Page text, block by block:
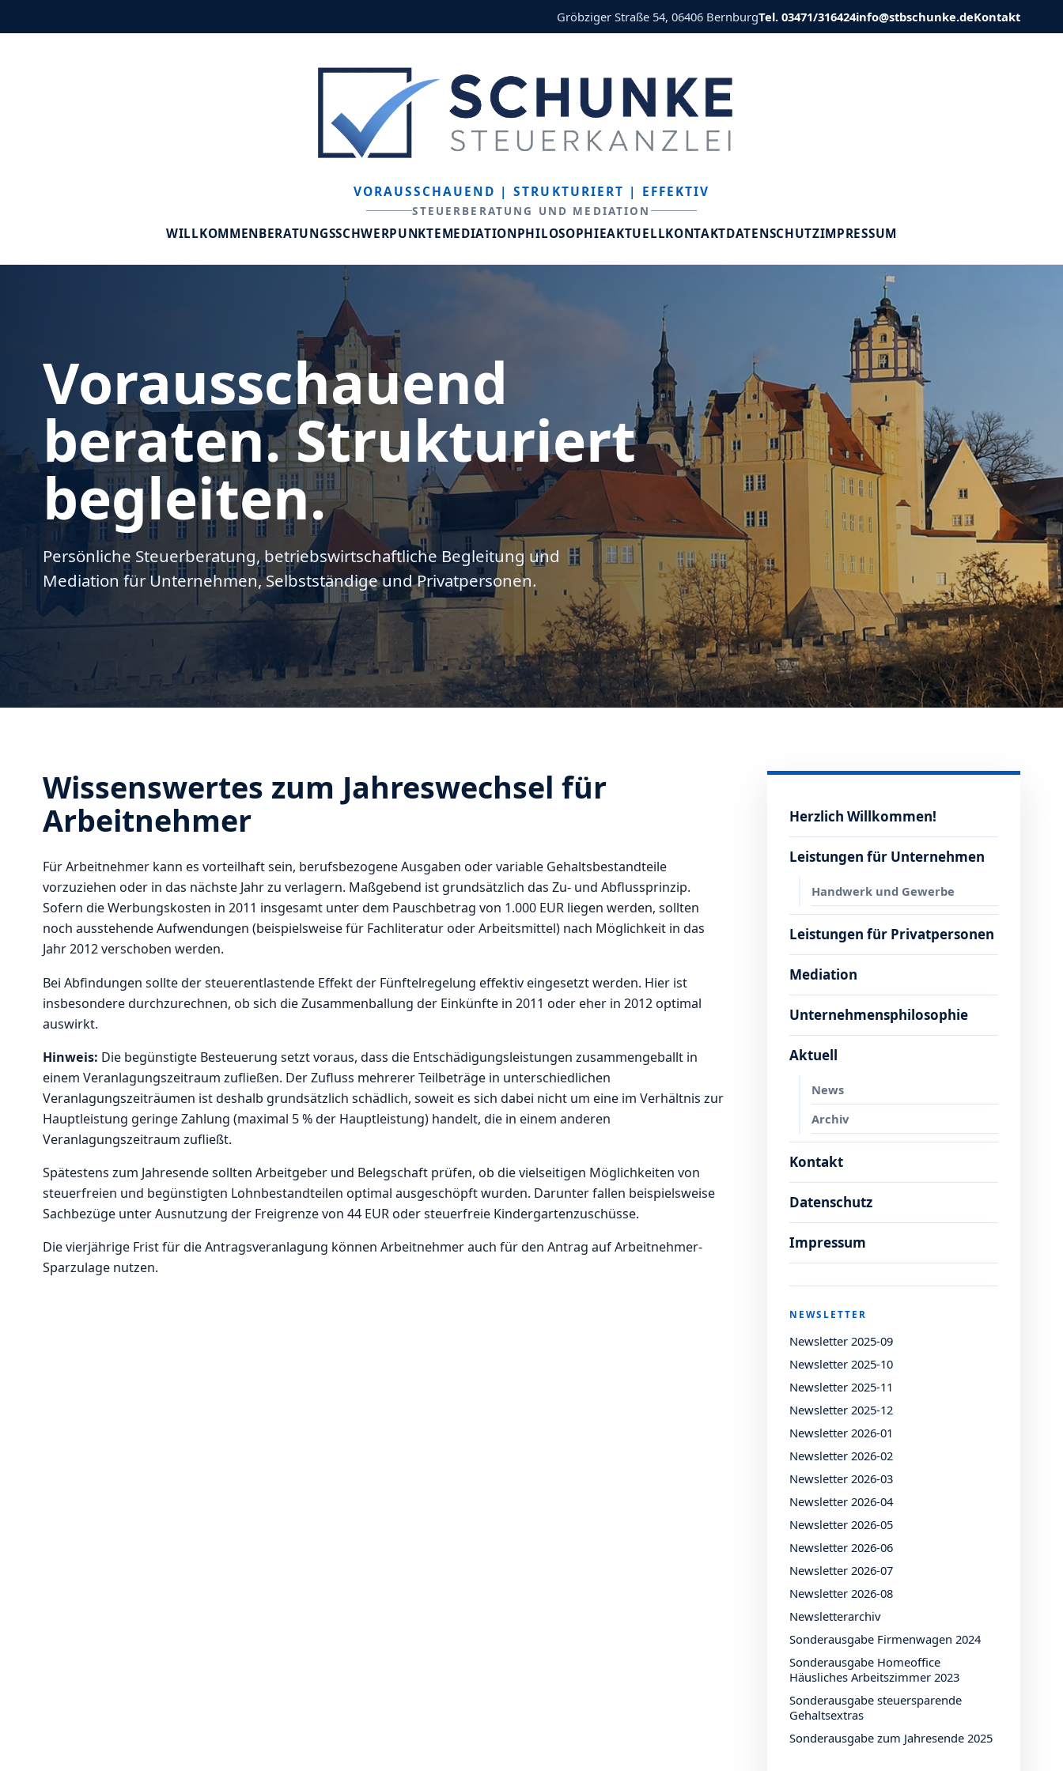
Gröbziger Straße 54, 06406 BernburgTel. 03471/316424info@stbschunke.deKontakt
VORAUSSCHAUEND | STRUKTURIERT | EFFEKTIV
STEUERBERATUNG UND MEDIATION
WILLKOMMENBERATUNGSSCHWERPUNKTEMEDIATIONPHILOSOPHIEAKTUELLKONTAKTDATENSCHUTZIMPRESSUM
Vorausschauend
beraten. Strukturiert
begleiten.
Persönliche Steuerberatung, betriebswirtschaftliche Begleitung und
Mediation für Unternehmen, Selbstständige und Privatpersonen.
Wissenswertes zum Jahreswechsel für
Arbeitnehmer
Für Arbeitnehmer kann es vorteilhaft sein, berufsbezogene Ausgaben oder variable Gehaltsbestandteile
vorzuziehen oder in das nächste Jahr zu verlagern. Maßgebend ist grundsätzlich das Zu- und Abflussprinzip.
Sofern die Werbungskosten in 2011 insgesamt unter dem Pauschbetrag von 1.000 EUR liegen werden, sollten
noch ausstehende Aufwendungen (beispielsweise für Fachliteratur oder Arbeitsmittel) nach Möglichkeit in das
Jahr 2012 verschoben werden.
Bei Abfindungen sollte der steuerentlastende Effekt der Fünftelregelung effektiv eingesetzt werden. Hier ist
insbesondere durchzurechnen, ob sich die Zusammenballung der Einkünfte in 2011 oder eher in 2012 optimal
auswirkt.
Hinweis: Die begünstigte Besteuerung setzt voraus, dass die Entschädigungsleistungen zusammengeballt in
einem Veranlagungszeitraum zufließen. Der Zufluss mehrerer Teilbeträge in unterschiedlichen
Veranlagungszeiträumen ist deshalb grundsätzlich schädlich, soweit es sich dabei nicht um eine im Verhältnis zur
Hauptleistung geringe Zahlung (maximal 5 % der Hauptleistung) handelt, die in einem anderen
Veranlagungszeitraum zufließt.
Spätestens zum Jahresende sollten Arbeitgeber und Belegschaft prüfen, ob die vielseitigen Möglichkeiten von
steuerfreien und begünstigten Lohnbestandteilen optimal ausgeschöpft wurden. Darunter fallen beispielsweise
Sachbezüge unter Ausnutzung der Freigrenze von 44 EUR oder steuerfreie Kindergartenzuschüsse.
Die vierjährige Frist für die Antragsveranlagung können Arbeitnehmer auch für den Antrag auf Arbeitnehmer-
Sparzulage nutzen.
Herzlich Willkommen!
Leistungen für Unternehmen
Handwerk und Gewerbe
Leistungen für Privatpersonen
Mediation
Unternehmensphilosophie
Aktuell
News
Archiv
Kontakt
Datenschutz
Impressum
NEWSLETTER
Newsletter 2025-09
Newsletter 2025-10
Newsletter 2025-11
Newsletter 2025-12
Newsletter 2026-01
Newsletter 2026-02
Newsletter 2026-03
Newsletter 2026-04
Newsletter 2026-05
Newsletter 2026-06
Newsletter 2026-07
Newsletter 2026-08
Newsletterarchiv
Sonderausgabe Firmenwagen 2024
Sonderausgabe Homeoffice
Häusliches Arbeitszimmer 2023
Sonderausgabe steuersparende
Gehaltsextras
Sonderausgabe zum Jahresende 2025